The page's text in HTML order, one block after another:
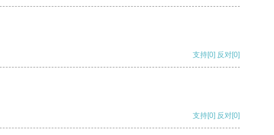
支持[0] 反对[0]
支持[0] 反对[0]